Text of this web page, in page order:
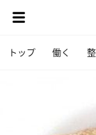
トップ 働く